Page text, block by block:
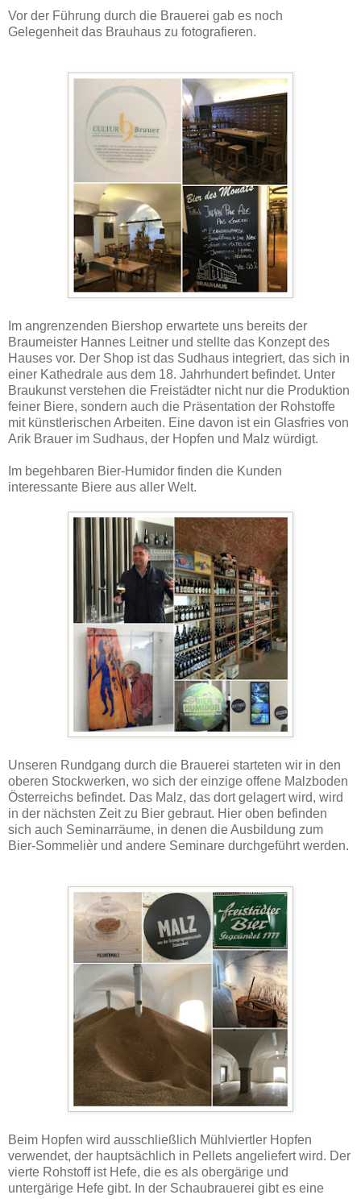
Vor der Führung durch die Brauerei gab es noch
Gelegenheit das Brauhaus zu fotografieren.
Im angrenzenden Biershop erwartete uns bereits der
Braumeister Hannes Leitner und stellte das Konzept des
Hauses vor. Der Shop ist das Sudhaus integriert, das sich in
einer Kathedrale aus dem 18. Jahrhundert befindet. Unter
Braukunst verstehen die Freistädter nicht nur die Produktion
feiner Biere, sondern auch die Präsentation der Rohstoffe
mit künstlerischen Arbeiten. Eine davon ist ein Glasfries von
Arik Brauer im Sudhaus, der Hopfen und Malz würdigt.
Im begehbaren Bier-Humidor finden die Kunden
interessante Biere aus aller Welt.
Unseren Rundgang durch die Brauerei starteten wir in den
oberen Stockwerken, wo sich der einzige offene Malzboden
Österreichs befindet. Das Malz, das dort gelagert wird, wird
in der nächsten Zeit zu Bier gebraut. Hier oben befinden
sich auch Seminarräume, in denen die Ausbildung zum
Bier-Sommelièr und andere Seminare durchgeführt werden.
Beim Hopfen wird ausschließlich Mühlviertler Hopfen
verwendet, der hauptsächlich in Pellets angeliefert wird. Der
vierte Rohstoff ist Hefe, die es als obergärige und
untergärige Hefe gibt. In der Schaubrauerei gibt es eine